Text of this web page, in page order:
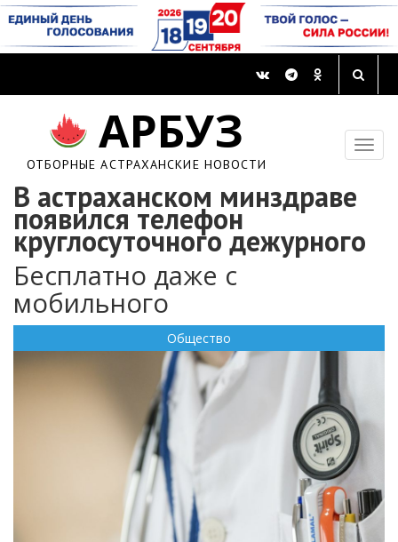
АРБУЗ
ОТБОРНЫЕ АСТРАХАНСКИЕ НОВОСТИ
В астраханском минздраве
появился телефон
круглосуточного дежурного
Бесплатно даже с
мобильного
Общество